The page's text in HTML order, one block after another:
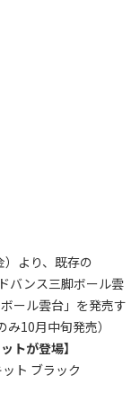
より、既存の
バンス三脚ボール雲
ール雲台」を発売す
10月中旬発売）
トが登場】
ト ブラック